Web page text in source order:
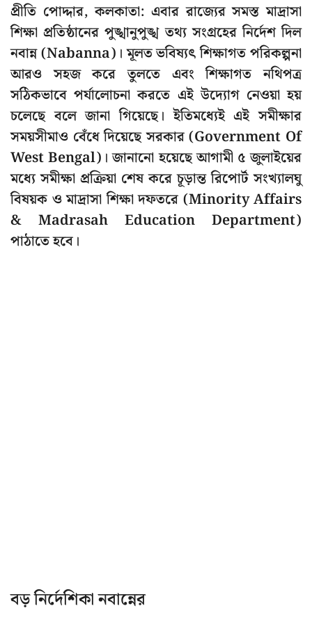
প্রীতি পোদ্দার, কলকাতা: এবার রাজ্যের সমস্ত মাদ্রাসা
শিক্ষা প্রতিষ্ঠানের পুঙ্খানুপুঙ্খ তথ্য সংগ্রহের নির্দেশ দিল
নবান্ন (Nabanna)। মূলত ভবিষ্যৎ শিক্ষাগত পরিকল্পনা
আরও সহজ করে তুলতে এবং শিক্ষাগত নথিপত্র
সঠিকভাবে পর্যালোচনা করতে এই উদ্যোগ নেওয়া হয়
চলেছে বলে জানা গিয়েছে। ইতিমধ্যেই এই সমীক্ষার
সময়সীমাও বেঁধে দিয়েছে সরকার (Government Of
West Bengal)। জানানো হয়েছে আগামী ৫ জুলাইয়ের
মধ্যে সমীক্ষা প্রক্রিয়া শেষ করে চূড়ান্ত রিপোর্ট সংখ্যালঘু
বিষয়ক ও মাদ্রাসা শিক্ষা দফতরে (Minority Affairs
& Madrasah Education Department)
পাঠাতে হবে।
বড় নির্দেশিকা নবান্নের